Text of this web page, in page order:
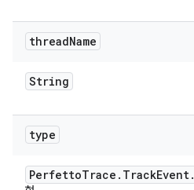
threadName
String
type
PerfettoTrace . TrackEvent.